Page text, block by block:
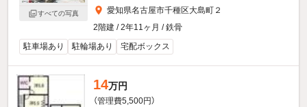
すべての写真
愛知県名古屋市千種区大島町２
2階建 / 2年11ヶ月 / 鉄骨
駐車場あり
駐輪場あり 宅配ボックス
14万円
（管理費5,500円）